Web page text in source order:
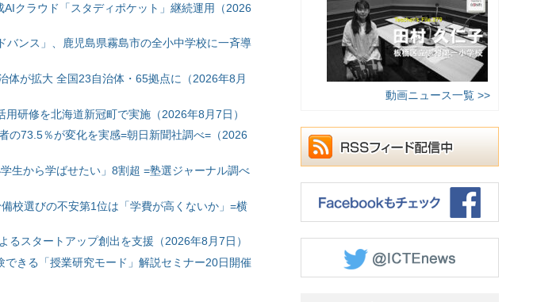
クラウド「スタディポケット」継続運用（2026
ンス」、鹿児島県霧島市の全小中学校に一斉導
体が拡大 全国23自治体・65拠点に（2026年8月
研修を北海道新冠町で実施（2026年8月7日）
の73.5％が変化を実感=朝日新聞社調べ=（2026
生から学ばせたい」8割超 =塾選ジャーナル調べ
校選びの不安第1位は「学費が高くないか」=横
スタートアップ創出を支援（2026年8月7日）
きる「授業研究モード」解説セミナー20日開催
動画ニュース一覧 >>